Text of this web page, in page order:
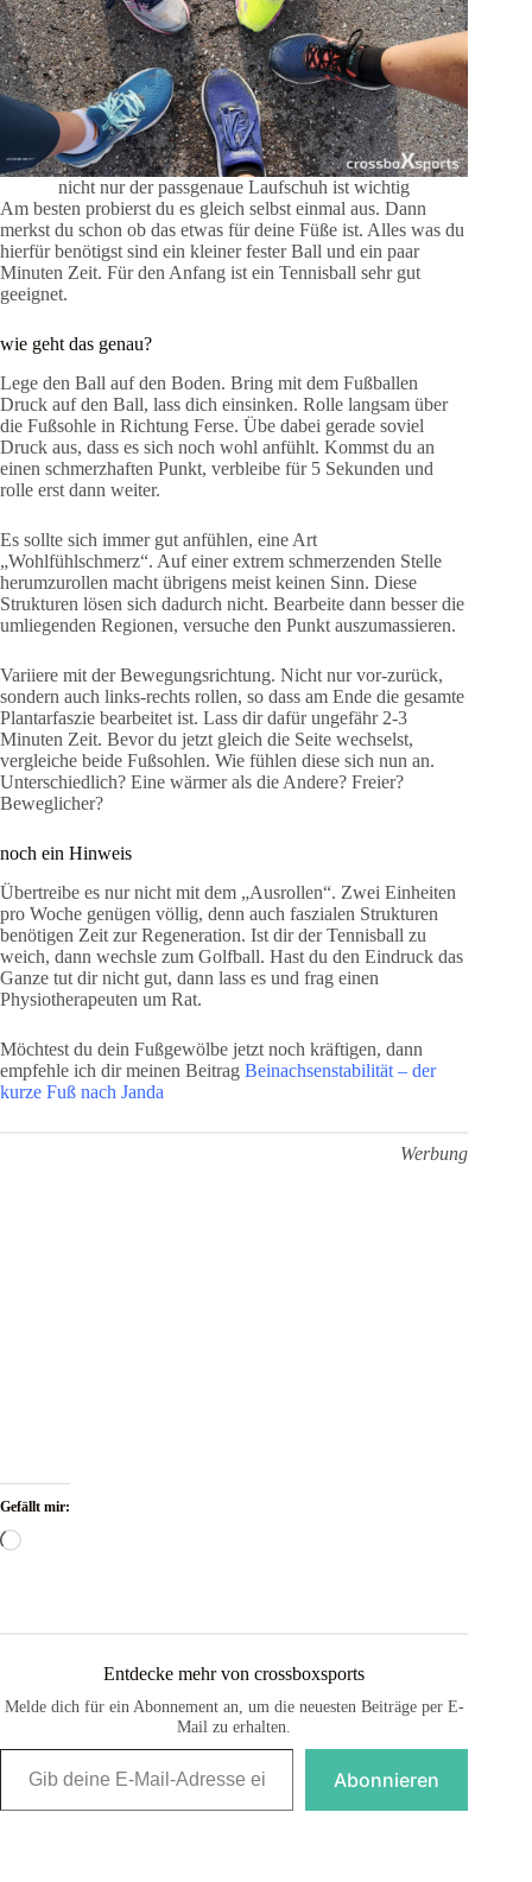
nicht nur der passgenaue Laufschuh ist wichtig
Am besten probierst du es gleich selbst einmal aus. Dann
merkst du schon ob das etwas für deine Füße ist. Alles was du
hierfür benötigst sind ein kleiner fester Ball und ein paar
Minuten Zeit. Für den Anfang ist ein Tennisball sehr gut
geeignet.
wie geht das genau?
Lege den Ball auf den Boden. Bring mit dem Fußballen
Druck auf den Ball, lass dich einsinken. Rolle langsam über
die Fußsohle in Richtung Ferse. Übe dabei gerade soviel
Druck aus, dass es sich noch wohl anfühlt. Kommst du an
einen schmerzhaften Punkt, verbleibe für 5 Sekunden und
rolle erst dann weiter.
Es sollte sich immer gut anfühlen, eine Art
„Wohlfühlschmerz“. Auf einer extrem schmerzenden Stelle
herumzurollen macht übrigens meist keinen Sinn. Diese
Strukturen lösen sich dadurch nicht. Bearbeite dann besser die
umliegenden Regionen, versuche den Punkt auszumassieren.
Variiere mit der Bewegungsrichtung. Nicht nur vor-zurück,
sondern auch links-rechts rollen, so dass am Ende die gesamte
Plantarfaszie bearbeitet ist. Lass dir dafür ungefähr 2-3
Minuten Zeit. Bevor du jetzt gleich die Seite wechselst,
vergleiche beide Fußsohlen. Wie fühlen diese sich nun an.
Unterschiedlich? Eine wärmer als die Andere? Freier?
Beweglicher?
noch ein Hinweis
Übertreibe es nur nicht mit dem „Ausrollen“. Zwei Einheiten
pro Woche genügen völlig, denn auch faszialen Strukturen
benötigen Zeit zur Regeneration. Ist dir der Tennisball zu
weich, dann wechsle zum Golfball. Hast du den Eindruck das
Ganze tut dir nicht gut, dann lass es und frag einen
Physiotherapeuten um Rat.
Möchtest du dein Fußgewölbe jetzt noch kräftigen, dann
empfehle ich dir meinen Beitrag Beinachsenstabilität – der
kurze Fuß nach Janda
Werbung
Gefällt mir:
Wird
Entdecke mehr von crossboxsports
Melde dich für ein Abonnement an, um die neuesten Beiträge per E-
Mail zu erhalten.
Gib deine E-Mail-Adresse ein ...
Abonnieren